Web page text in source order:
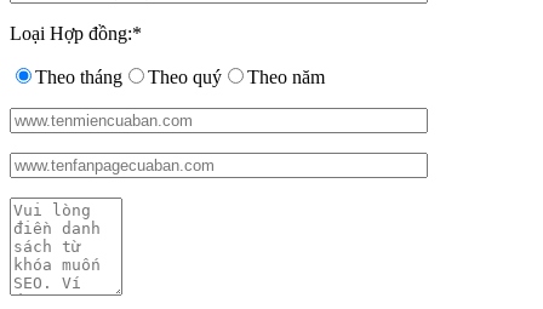
Loại Hợp đồng:*
Theo tháng Theo quý Theo năm